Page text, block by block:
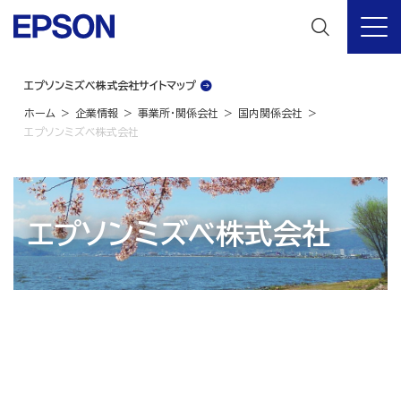
エプソンミズベ株式会社サイトマップ
ホーム 企業情報 事業所・関係会社
国内関係会社
エプソンミズベ株式会社
エプソンミズベ株式会社